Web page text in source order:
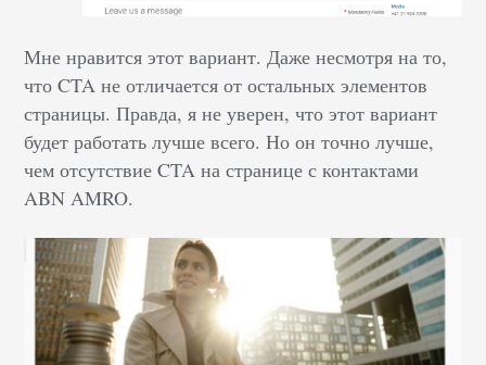
Мне нравится этот вариант. Даже несмотря на то,
что CTA не отличается от остальных элементов
страницы. Правда, я не уверен, что этот вариант
будет работать лучше всего. Но он точно лучше,
чем отсутствие CTA на странице с контактами
ABN AMRO.